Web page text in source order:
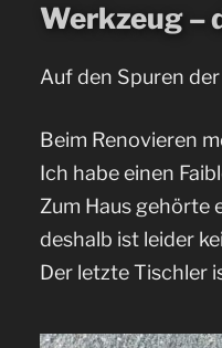
Werkzeug –
Auf den Spuren
Beim Renovieren
Ich habe einen
Zum Haus gehörte
deshalb ist leider
Der letzte Tischler